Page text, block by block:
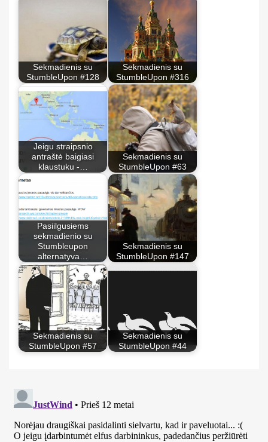
Sekmadienis su
StumbleUpon #128
Sekmadienis su
StumbleUpon #316
Jeigu straipsnio
antraštė baigiasi
klaustuku -…
Sekmadienis su
StumbleUpon #63
Pasiilgusiems
sekmadienio su
Stumbleupon
alternatyva…
Sekmadienis su
StumbleUpon #147
Sekmadienis su
StumbleUpon #57
Sekmadienis su
StumbleUpon #44